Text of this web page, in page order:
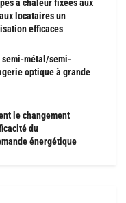
à chaleur fixées aux
locataires un
efficaces
semi-métal/semi-
optique à grande
le changement
du
énergétique